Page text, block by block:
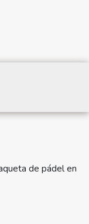
de pádel en